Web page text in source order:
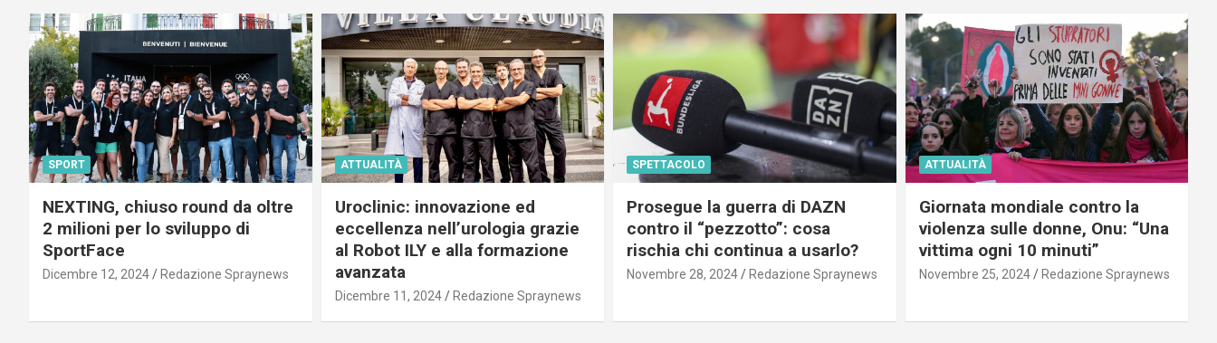
SPORT
NEXTING, chiuso round da oltre
2 milioni per lo sviluppo di
SportFace
Dicembre 12, 2024 Redazione Spraynews
ATTUALITÀ
Uroclinic: innovazione ed
eccellenza nell’urologia grazie
al Robot ILY e alla formazione
avanzata
Dicembre 11, 2024 Redazione Spraynews
SPETTACOLO
Prosegue la guerra di DAZN
contro il “pezzotto”: cosa
rischia chi continua a usarlo?
Novembre 28, 2024 Redazione Spraynews
ATTUALITÀ
Giornata mondiale contro la
violenza sulle donne, Onu: “Una
vittima ogni 10 minuti”
Novembre 25, 2024 Redazione Spraynews